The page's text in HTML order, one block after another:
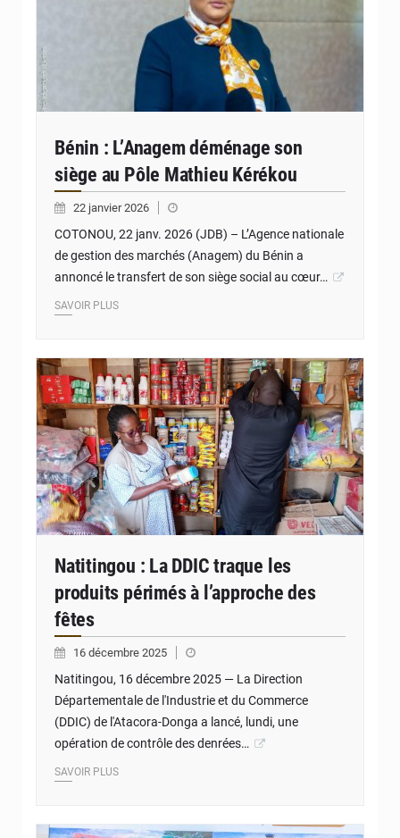
Bénin : L’Anagem déménage son
siège au Pôle Mathieu Kérékou
22 janvier 2026
COTONOU, 22 janv. 2026 (JDB) – L’Agence nationale
de gestion des marchés (Anagem) du Bénin a
annoncé le transfert de son siège social au cœur…
SAVOIR PLUS
Natitingou : La DDIC traque les
produits périmés à l’approche des
fêtes
16 décembre 2025
Natitingou, 16 décembre 2025 — La Direction
Départementale de l'Industrie et du Commerce
(DDIC) de l'Atacora-Donga a lancé, lundi, une
opération de contrôle des denrées…
SAVOIR PLUS